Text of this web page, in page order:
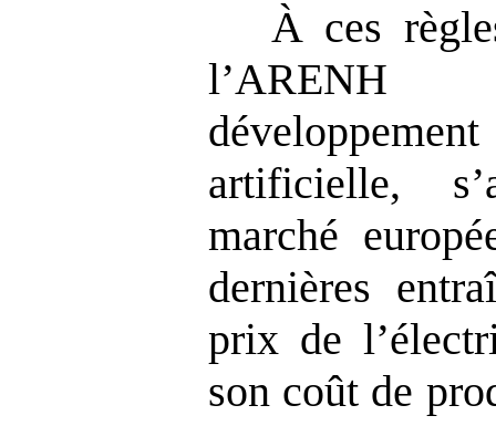
À ces
artificielle,
marché
dernières
prix de
son coût de